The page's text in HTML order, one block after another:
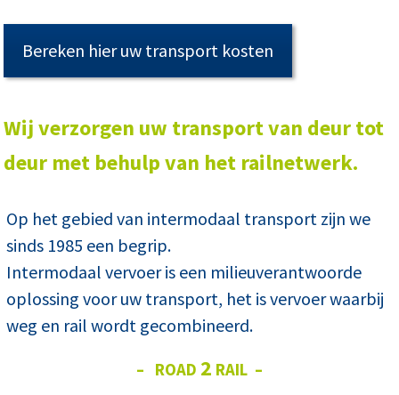
Bereken hier uw transport kosten
Wij verzorgen uw transport van deur tot
deur met behulp van het railnetwerk.
Op het gebied van intermodaal transport zijn we
sinds 1985 een begrip.
Intermodaal vervoer is een milieuverantwoorde
oplossing voor uw transport, het is vervoer waarbij
weg en rail wordt gecombineerd.
– ROAD 2 RAIL –